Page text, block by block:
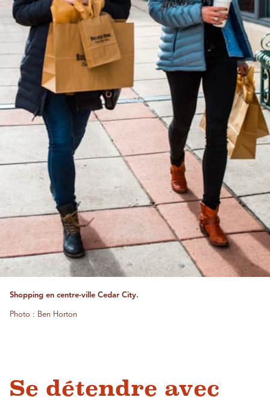
Shopping en centre-ville Cedar City.
Photo : Ben Horton
Se détendre avec